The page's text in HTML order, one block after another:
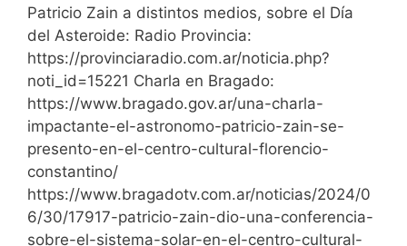
Patricio Zain a distintos medios, sobre el Día
del Asteroide: Radio Provincia:
https://provinciaradio.com.ar/noticia.php?
noti_id=15221 Charla en Bragado:
https://www.bragado.gov.ar/una-charla-
impactante-el-astronomo-patricio-zain-se-
presento-en-el-centro-cultural-florencio-
constantino/
https://www.bragadotv.com.ar/noticias/2024/0
6/30/17917-patricio-zain-dio-una-conferencia-
sobre-el-sistema-solar-en-el-centro-cultural-